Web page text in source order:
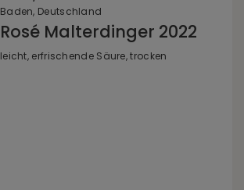
Baden, Deutschland
Rosé Malterdinger 2022
leicht, erfrischende Säure, trocken